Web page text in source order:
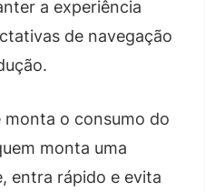
a experiência
de navegação
o consumo do
monta uma
entra rápido e evita